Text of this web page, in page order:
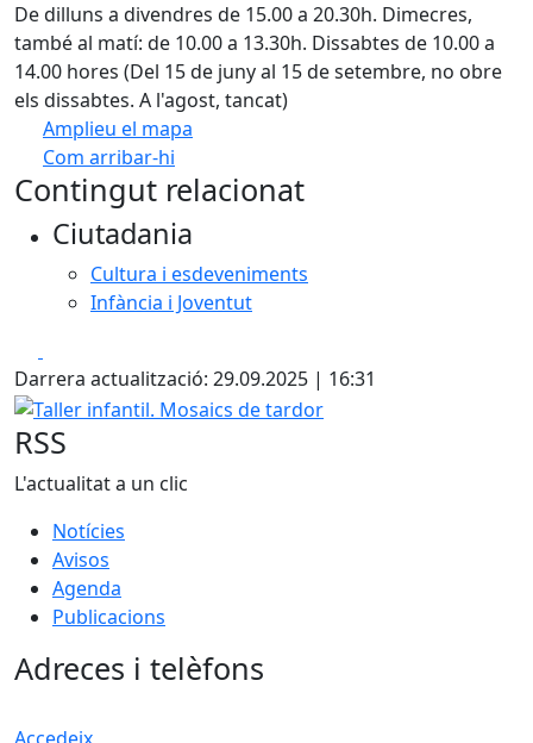
De dilluns a divendres de 15.00 a 20.30h. Dimecres,
també al matí: de 10.00 a 13.30h. Dissabtes de 10.00 a
14.00 hores (Del 15 de juny al 15 de setembre, no obre
els dissabtes. A l'agost, tancat)
Amplieu el mapa
Com arribar-hi
+
−
Contingut relacionat
Ciutadania
Cultura i esdeveniments
Infància i Joventut
Darrera actualització: 29.09.2025 | 16:31
Taller infantil. Mosaics de tardor
RSS
L'actualitat a un clic
Notícies
Avisos
Agenda
Publicacions
Adreces i telèfons